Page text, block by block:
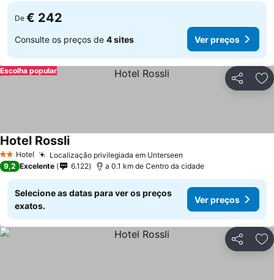
De € 242
Consulte os preços de 4 sites Ver preços
Partilhar
Escolha popular
2 Estrelas
Hotel Localização privilegiada em Unterseen
Hotel Rossli
9,2 Excelente 6.122 a 0.1 km de Centro da cidade
Selecione as datas para ver os preços
exatos.
Ver preços
Partilhar